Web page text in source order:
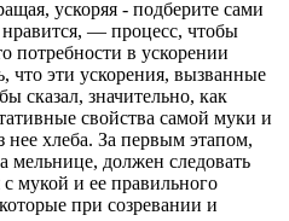
ускоряя - подберите сами
— процесс, чтобы
потребности в ускорении
что эти ускорения, вызванные
сказал, значительно, как
свойства самой муки и
нее хлеба. За первым этапом,
мельнице, должен следовать
мукой и ее правильного
при созревании и